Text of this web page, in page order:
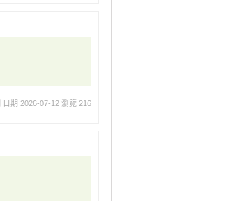
日期 2026-07-12 瀏覽 216